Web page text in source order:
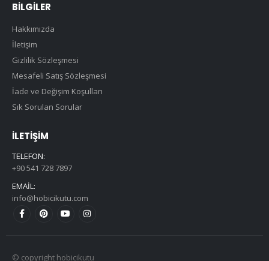
BILGILER
Hakkımızda
İletişim
Gizlilik Sözleşmesi
Mesafeli Satış Sözleşmesi
İade ve Değişim Koşulları
Sık Sorulan Sorular
İLETIŞIM
TELEFON:
+90 541 728 7897
EMAIL:
info@hobicikutu.com
© copyright hobicikutu